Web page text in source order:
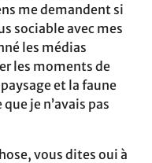
me demandent si
sociable avec mes
les médias
les moments de
et la faune
je n’avais pas
vous dites oui à